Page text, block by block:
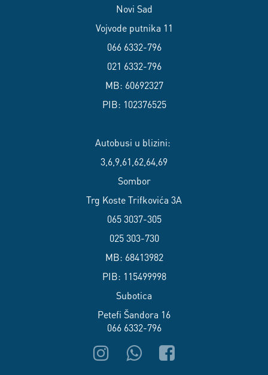
Novi Sad
Vojvode putnika 11
066 6332-796
021 6332-796
MB: 60692327
PIB: 102376525
Autobusi u blizini:
3,6,9,61,62,64,69
Sombor
Trg Koste Trifkovića 3A
065 3037-305
025 303-730
MB: 68413982
PIB: 115499998
Subotica
Petefi Šandora 16
066 6332-796